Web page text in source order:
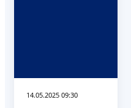
14.05.2025 09:30